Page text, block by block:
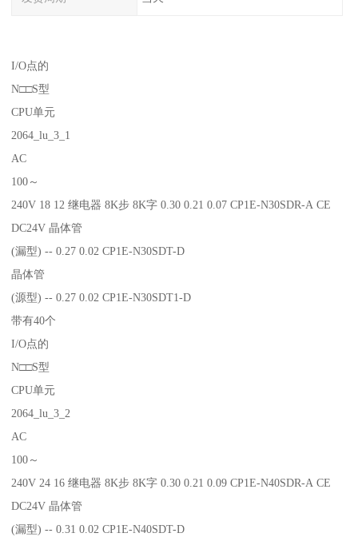
I/O点的
N□□S型
CPU单元
2064_lu_3_1
AC
100～
240V 18 12 继电器 8K步 8K字 0.30 0.21 0.07 CP1E-N30SDR-A CE
DC24V 晶体管
(漏型) -- 0.27 0.02 CP1E-N30SDT-D
晶体管
(源型) -- 0.27 0.02 CP1E-N30SDT1-D
带有40个
I/O点的
N□□S型
CPU单元
2064_lu_3_2
AC
100～
240V 24 16 继电器 8K步 8K字 0.30 0.21 0.09 CP1E-N40SDR-A CE
DC24V 晶体管
(漏型) -- 0.31 0.02 CP1E-N40SDT-D